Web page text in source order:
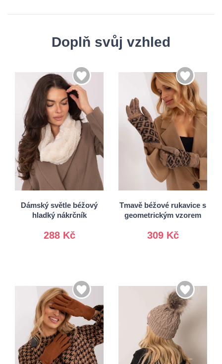
Doplň svůj vzhled
Dámský světle béžový
hladký nákrčník
288 Kč
Univerzální
Tmavě béžové rukavice s
geometrickým vzorem
309 Kč
S/M
L/XL